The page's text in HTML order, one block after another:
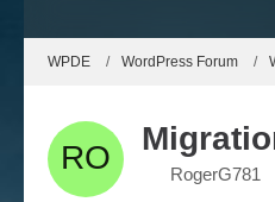
WPDE WordPress Forum
RogerG781